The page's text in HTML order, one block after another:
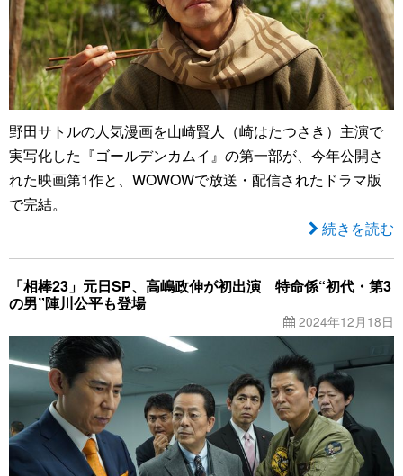
野田サトルの人気漫画を山崎賢人（崎はたつさき）主演で
実写化した『ゴールデンカムイ』の第一部が、今年公開さ
れた映画第1作と、WOWOWで放送・配信されたドラマ版
で完結。
続きを読む
「相棒23」元日SP、高嶋政伸が初出演 特命係“初代・第3
の男”陣川公平も登場
2024年12月18日